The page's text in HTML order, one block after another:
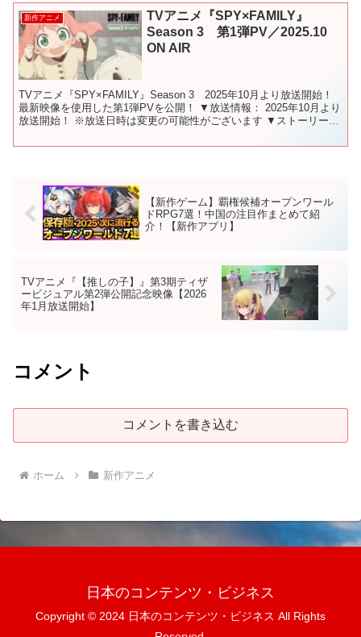
新作アニメ
TVアニメ『SPY×FAMILY』
Season 3 第1弾PV／2025.10
ON AIR
TVアニメ『SPY×FAMILY』Season 3 2025年10月より放送開始！
最新映像を使用した第1弾PVを公開！ ▼放送情報： 2025年10月より
放送開始！ ※放送日時は変更の可能性がございます ▼ストーリー：
【新作ゲーム】覇権候補オープンワール
ドRPG7選！中国の注目作まとめて紹
介！【新作アプリ】
TVアニメ『【推しの子】』第3期ティザ
ービジュアル第2弾公開記念映像【2026
年1月放送開始】
コメント
コメントを書き込む
ホーム 新作アニメ
日本のコンテンツ・ビジネス
Copyright © 2024 日本のコンテンツ・ビジネス All Rights